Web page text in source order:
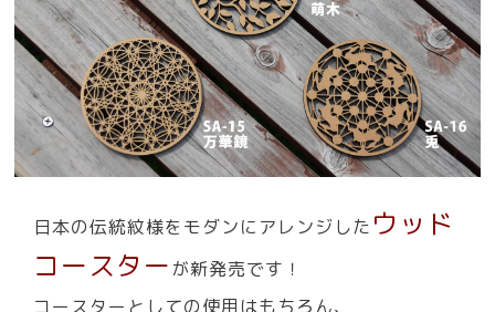
日本の伝統紋様をモダンにアレンジした ウッド
コースター が新発売です！
コースターとしての使用はもちろん、